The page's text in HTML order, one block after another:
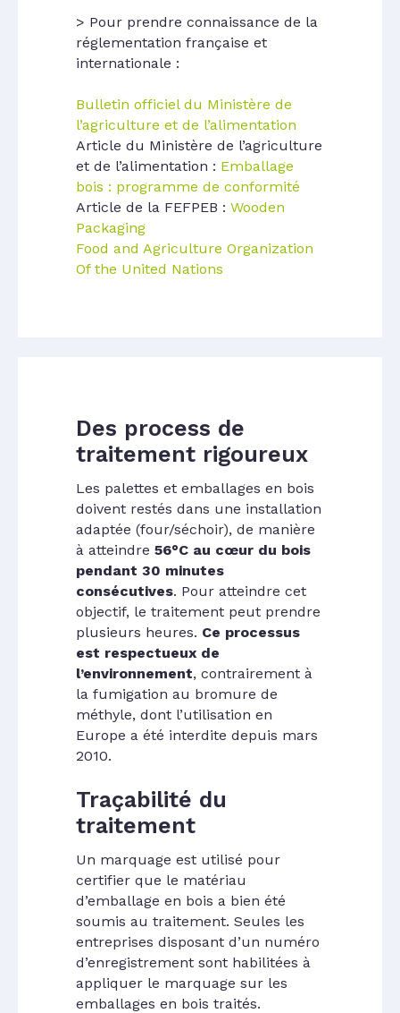
> Pour prendre connaissance de la
réglementation française et
internationale :
Bulletin officiel du Ministère de
l’agriculture et de l’alimentation
Article du Ministère de l’agriculture
et de l’alimentation : Emballage
bois : programme de conformité
Article de la FEFPEB : Wooden
Packaging
Food and Agriculture Organization
Of the United Nations
Des process de
traitement rigoureux
Les palettes et emballages en bois
doivent restés dans une installation
adaptée (four/séchoir), de manière
à atteindre 56°C au cœur du bois
pendant 30 minutes
consécutives. Pour atteindre cet
objectif, le traitement peut prendre
plusieurs heures. Ce processus
est respectueux de
l’environnement, contrairement à
la fumigation au bromure de
méthyle, dont l’utilisation en
Europe a été interdite depuis mars
2010.
Traçabilité du
traitement
Un marquage est utilisé pour
certifier que le matériau
d’emballage en bois a bien été
soumis au traitement. Seules les
entreprises disposant d’un numéro
d’enregistrement sont habilitées à
appliquer le marquage sur les
emballages en bois traités.